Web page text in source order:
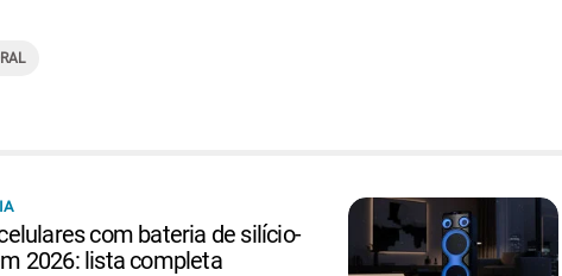
com bateria de silício-
2026: lista completa